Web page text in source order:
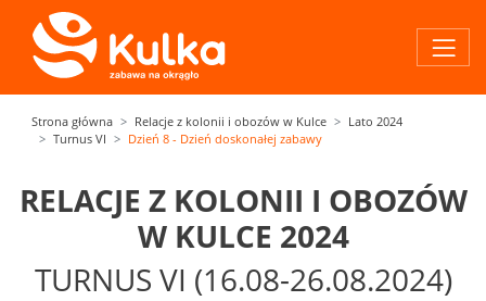
Strona główna Relacje z kolonii i obozów w Kulce
Lato 2024
Turnus VI
Dzień 8 - Dzień doskonałej zabawy
RELACJE Z KOLONII I OBOZÓW
W KULCE 2024
TURNUS VI (16.08-26.08.2024)